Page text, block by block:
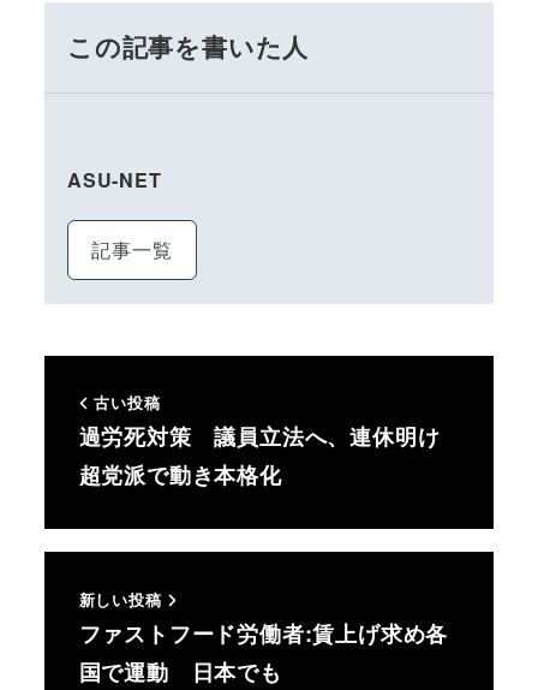
この記事を書いた人
ASU-NET
記事一覧
古い投稿
過労死対策 議員立法へ、連休明け
超党派で動き本格化
新しい投稿
ファストフード労働者:賃上げ求め各
国で運動 日本でも